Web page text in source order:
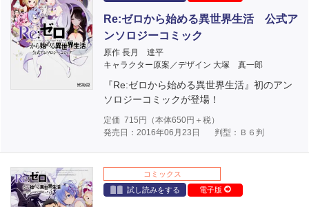
Re:ゼロから始める異世界生活 公式ア
ンソロジーコミック
原作 長月 達平
キャラクター原案／デザイン 大塚 真一郎
『Re:ゼロから始める異世界生活』初のアン
ソロジーコミックが登場！
定価 715 円（本体650円＋税）
発売日：2016年06月23日
判型：Ｂ６判
コミックス
試し読みをする
電子版